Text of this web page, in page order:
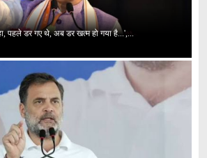
पहले डर गए थे, अब डर खत्म हो गया है...',...